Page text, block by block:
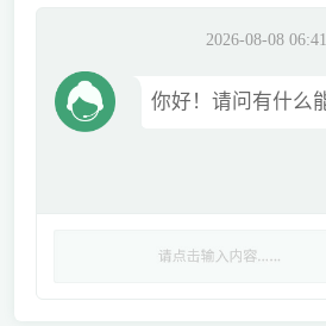
2026-08-08 06:41
你好！请问有什么